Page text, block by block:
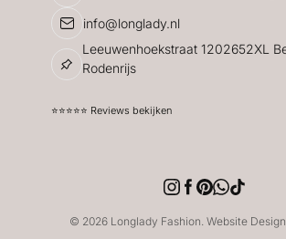
info@longlady.nl
Leeuwenhoekstraat 1202652XL
Rodenrijs
⭐️⭐️⭐️⭐️⭐️ Reviews bekijken
© 2026 Longlady Fashion. Website